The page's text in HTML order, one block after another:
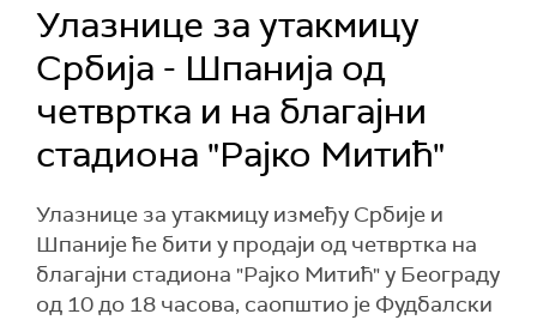
Улазнице за утакмицу
Србија - Шпанија од
четвртка и на благајни
стадиона "Рајко Митић"
Улазнице за утакмицу између Србије и
Шпаније ће бити у продаји од четвртка на
благајни стадиона "Рајко Митић" у Београду
од 10 до 18 часова, саопштио је Фудбалски